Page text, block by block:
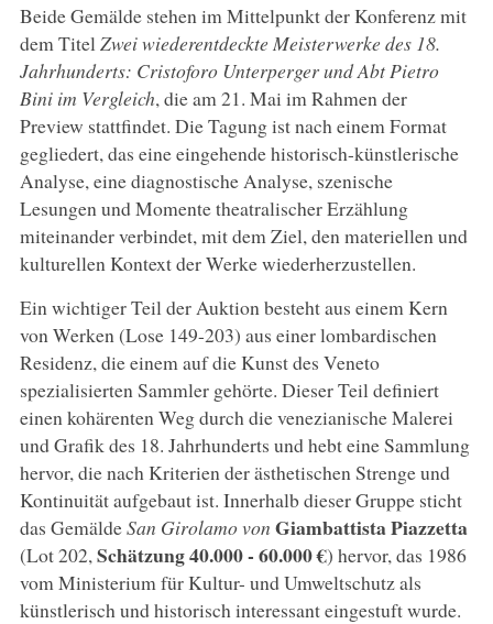
Beide Gemälde stehen im Mittelpunkt der Konferenz mit
dem Titel Zwei wiederentdeckte Meisterwerke des 18.
Jahrhunderts: Cristoforo Unterperger und Abt Pietro
Bini im Vergleich, die am 21. Mai im Rahmen der
Preview stattfindet. Die Tagung ist nach einem Format
gegliedert, das eine eingehende historisch-künstlerische
Analyse, eine diagnostische Analyse, szenische
Lesungen und Momente theatralischer Erzählung
miteinander verbindet, mit dem Ziel, den materiellen und
kulturellen Kontext der Werke wiederherzustellen.
Ein wichtiger Teil der Auktion besteht aus einem Kern
von Werken (Lose 149-203) aus einer lombardischen
Residenz, die einem auf die Kunst des Veneto
spezialisierten Sammler gehörte. Dieser Teil definiert
einen kohärenten Weg durch die venezianische Malerei
und Grafik des 18. Jahrhunderts und hebt eine Sammlung
hervor, die nach Kriterien der ästhetischen Strenge und
Kontinuität aufgebaut ist. Innerhalb dieser Gruppe sticht
das GemäldeSan Girolamovon GiambattistaPiazzetta
(Lot 202, Schätzung 40.000 - 60.000 €) hervor, das 1986
vom Ministerium für Kultur- und Umweltschutz als
künstlerisch und historisch interessant eingestuft wurde.